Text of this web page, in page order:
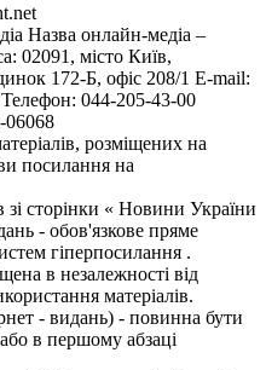
Назва онлайн-медіа –
02091, місто Київ,
172-Б, офіс 208/1 E-mail:
Телефон: 044-205-43-00
06068
розміщених на
посилання на
зі сторінки « Новини України
- обов'язкове пряме
гіперпосилання .
в незалежності від
матеріалів.
- видань) - повинна бути
в першому абзаці